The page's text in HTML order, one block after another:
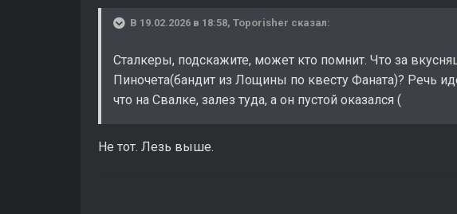
В 19.02.2026 в 18:58, Toporisher сказал:
Сталкеры, подскажите, может кто помнит. Что за
Пиночета(бандит из Лощины по квесту Фаната)? Речь
что на Свалке, залез туда, а он пустой оказался (
Не тот. Лезь выше.